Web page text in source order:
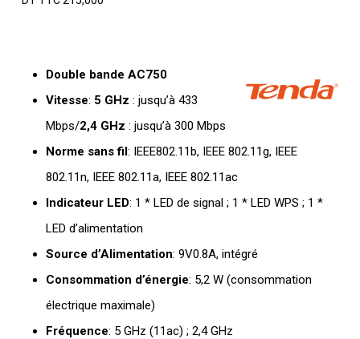
Double bande AC750
Vitesse: 5 GHz : jusqu’à 433
Mbps/2,4 GHz : jusqu’à 300 Mbps
Norme sans fil: IEEE802.11b, IEEE 802.11g, IEEE
802.11n, IEEE 802.11a, IEEE 802.11ac
Indicateur LED: 1 * LED de signal ; 1 * LED WPS ; 1 *
LED d’alimentation
Source d’Alimentation: 9V0.8A, intégré
Consommation d’énergie: 5,2 W (consommation
électrique maximale)
Fréquence: 5 GHz (11ac) ; 2,4 GHz